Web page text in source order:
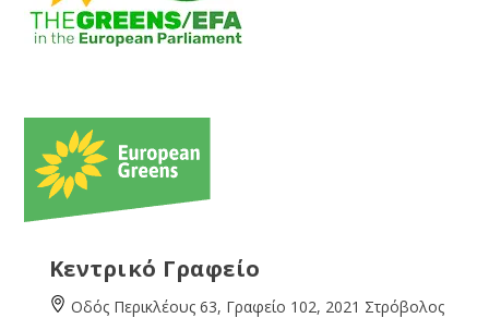
Κεντρικό Γραφείο
Οδός Περικλέους 63, Γραφείο 102, 2021 Στρόβολος